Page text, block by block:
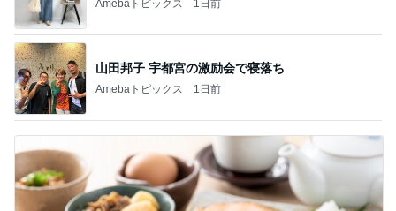
スノコを使って始めた快適な生活
Amebaトピックス 1日前